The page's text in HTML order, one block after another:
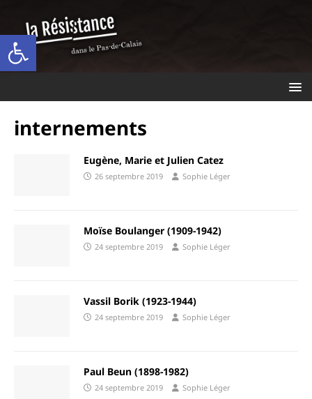
Ouvrir la barre d’outils
internements
Eugène, Marie et Julien Catez
26 septembre 2019 Sophie Léger
Moïse Boulanger (1909-1942)
24 septembre 2019 Sophie Léger
Vassil Borik (1923-1944)
24 septembre 2019 Sophie Léger
Paul Beun (1898-1982)
24 septembre 2019 Sophie Léger